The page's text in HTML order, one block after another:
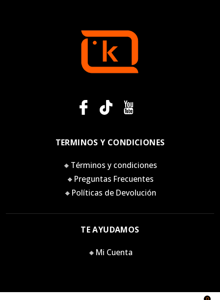
TERMINOS Y CONDICIONES
🔸Términos y condiciones
🔸Preguntas Frecuentes
🔸Políticas de Devolución
TE AYUDAMOS
🔸Mi Cuenta